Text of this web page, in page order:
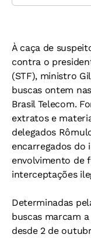
À caça de
contra o
(STF), ministro
buscas ontem
Brasil Telecom.
extratos e
delegados
encarregados do
envolvimento de
interceptações
Determinadas
buscas marcam
desde 2 de